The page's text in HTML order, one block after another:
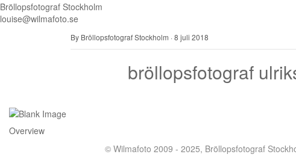
Bröllopsfotograf Stockholm
louise@wilmafoto.se
By Bröllopsfotograf Stockholm ·8 juli 2018
bröllopsfotograf
Overview
© Wilmafoto 2009 - 2025, Bröllopsfotograf